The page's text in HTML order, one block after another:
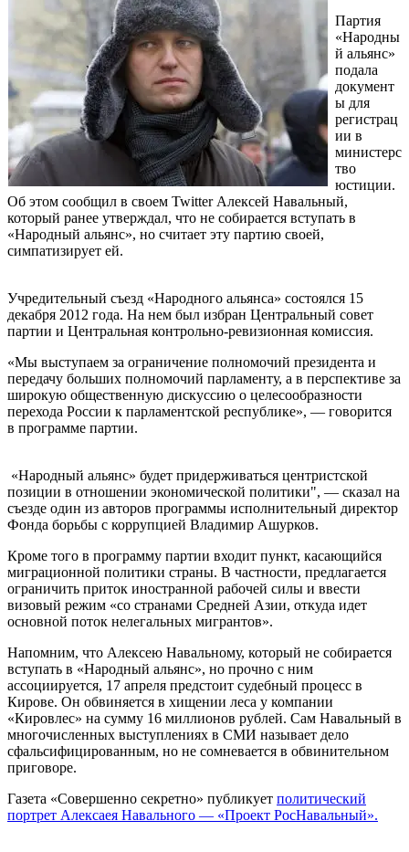
Партия
«Народны
й альянс»
подала
документ
ы для
регистрац
ии в
министерс
тво
юстиции.
Об этом сообщил в своем Twitter Алексей Навальный,
который ранее утверждал, что не собирается вступать в
«Народный альянс», но считает эту партию своей,
симпатизирует ей.
Учредительный съезд «Народного альянса» состоялся 15
декабря 2012 года. На нем был избран Центральный совет
партии и Центральная контрольно-ревизионная комиссия.
«Мы выступаем за ограничение полномочий президента и
передачу больших полномочий парламенту, а в перспективе за
широкую общественную дискуссию о целесообразности
перехода России к парламентской республике», — говорится
в программе партии.
«Народный альянс» будет придерживаться центристской
позиции в отношении экономической политики", — сказал на
съезде один из авторов программы исполнительный директор
Фонда борьбы с коррупцией Владимир Ашурков.
Кроме того в программу партии входит пункт, касающийся
миграционной политики страны. В частности, предлагается
ограничить приток иностранной рабочей силы и ввести
визовый режим «со странами Средней Азии, откуда идет
основной поток нелегальных мигрантов».
Напомним, что Алексею Навальному, который не собирается
вступать в «Народный альянс», но прочно с ним
ассоциируется, 17 апреля предстоит судебный процесс в
Кирове. Он обвиняется в хищении леса у компании
«Кировлес» на сумму 16 миллионов рублей. Сам Навальный в
многочисленных выступлениях в СМИ называет дело
сфальсифицированным, но не сомневается в обвинительном
приговоре.
Газета «Совершенно секретно» публикует политический
портрет Алексаея Навального — «Проект РосНавальный».